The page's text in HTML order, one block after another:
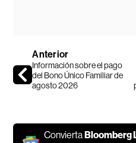
Anterior
Información sobre el pago
del Bono Único Familiar de
agosto 2026
ConviertaBloomberg